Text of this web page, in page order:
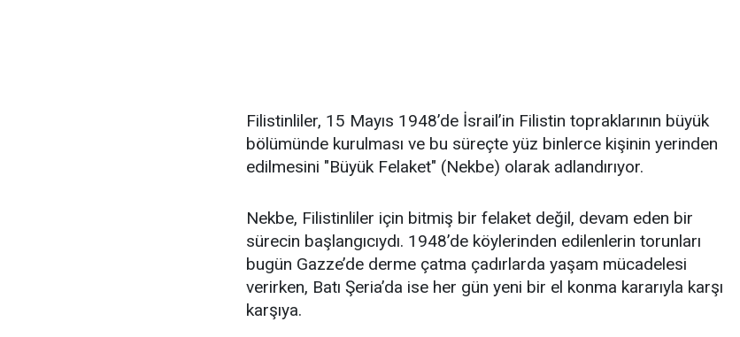
Filistinliler, 15 Mayıs 1948’de İsrail’in Filistin topraklarının büyük
bölümünde kurulması ve bu süreçte yüz binlerce kişinin yerinden
edilmesini "Büyük Felaket" (Nekbe) olarak adlandırıyor.
Nekbe, Filistinliler için bitmiş bir felaket değil, devam eden bir
sürecin başlangıcıydı. 1948’de köylerinden edilenlerin torunları
bugün Gazze’de derme çatma çadırlarda yaşam mücadelesi
verirken, Batı Şeria’da ise her gün yeni bir el konma kararıyla karşı
karşıya.